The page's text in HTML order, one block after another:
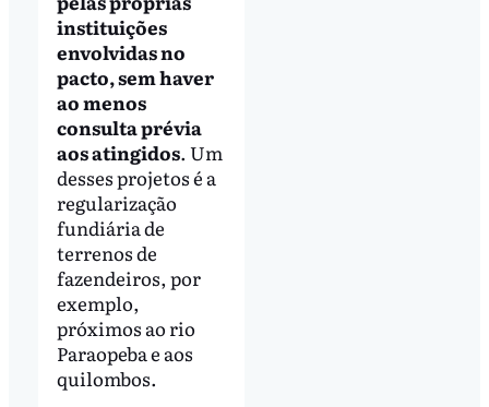
instituições
envolvidas no
pacto, sem haver
ao menos
consulta prévia
aos atingidos. Um
desses projetos é a
regularização
fundiária de
terrenos de
fazendeiros, por
exemplo,
próximos ao rio
Paraopeba e aos
quilombos.